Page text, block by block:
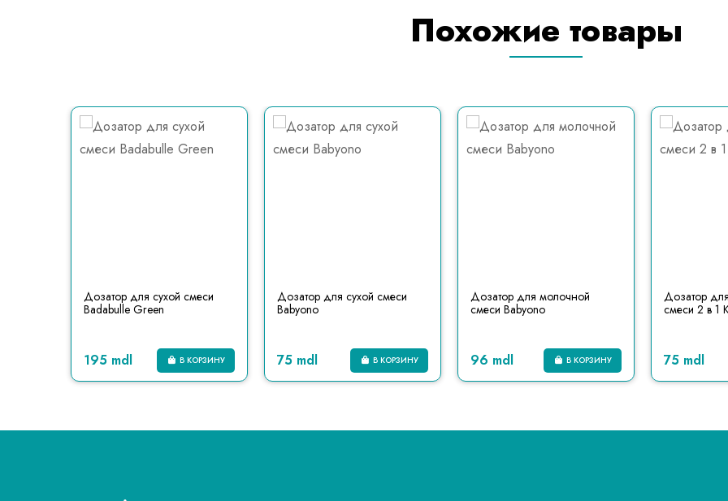
Похожие товары
Дозатор для сухой смеси
Badabulle Green
195 mdl В КОРЗИНУ
Дозатор для сухой смеси
Babyono
75 mdl В КОРЗИНУ
Дозатор для молочной
смеси Babyono
96 mdl В КОРЗИНУ
Дозатор
смеси 2 в 1
75 mdl